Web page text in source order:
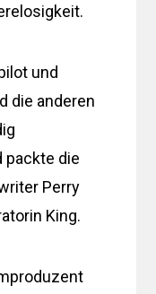
und
die anderen
packte die
Perry
King.